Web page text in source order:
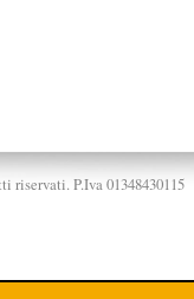
P.Iva 01348430115